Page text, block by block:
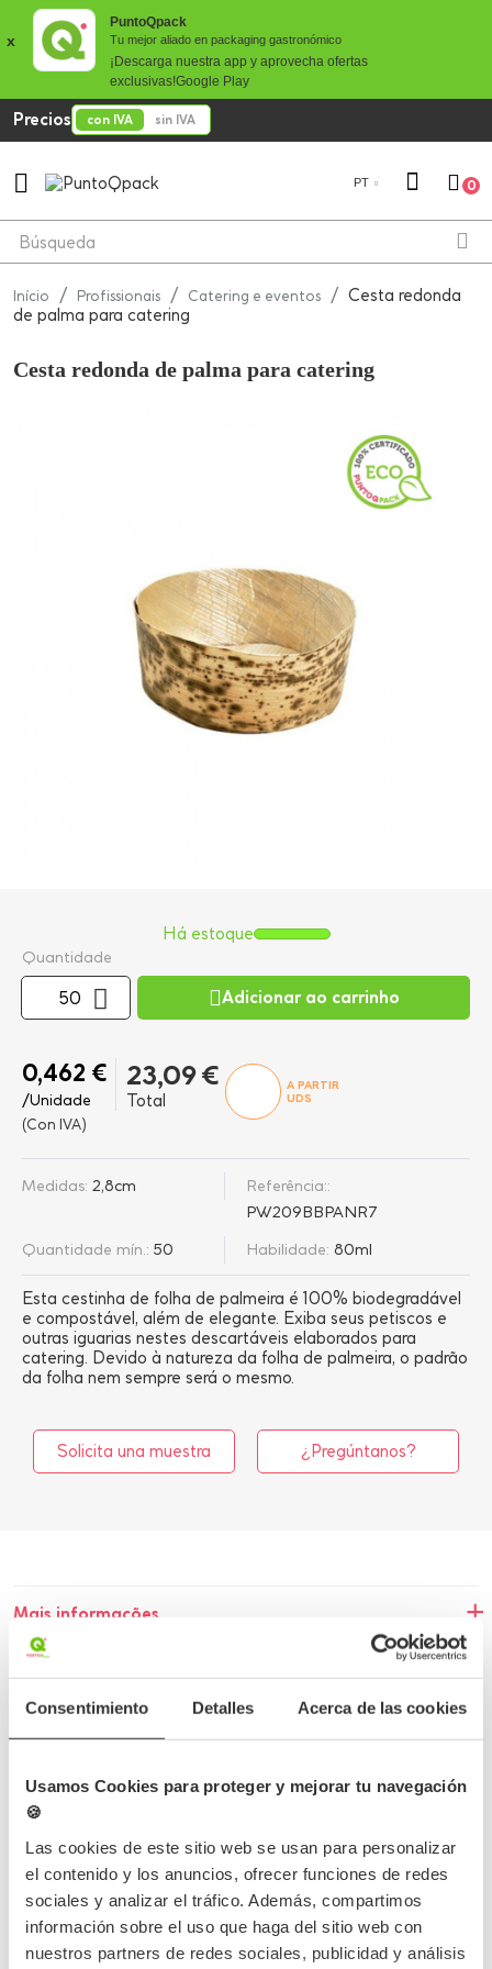
Consentimiento Detalles Acerca de las cookies
Usamos Cookies para proteger y mejorar tu navegación
🍪
Las cookies de este sitio web se usan para personalizar
el contenido y los anuncios, ofrecer funciones de redes
sociales y analizar el tráfico. Además, compartimos
información sobre el uso que haga del sitio web con
nuestros partners de redes sociales, publicidad y análisis
x
PuntoQpack
Tu mejor aliado en packaging gastronómico
¡Descarga nuestra app y aprovecha ofertas
exclusivas!Google Play
Precios con IVA sin IVA
 PT 0
Início Profissionais Catering e eventos
Cesta redonda
de palma para catering
Cesta redonda de palma para catering
0,462 €
/Unidade
(Con IVA)
23,09 €
Total
A PARTIR
UDS
Esta cestinha de folha de palmeira é 100% biodegradável
e compostável, além de elegante. Exiba seus petiscos e
outras iguarias nestes descartáveis elaborados para
catering. Devido à natureza da folha de palmeira, o padrão
da folha nem sempre será o mesmo.
Quantidade
Adicionar ao carrinho
Medidas: 2,8cm
Referência::
PW209BBPANR7
Quantidade mín.: 50 Habilidade: 80ml
Solicita una muestra ¿Pregúntanos?
Há estoque
Mais informações
Conclua o seu pedido